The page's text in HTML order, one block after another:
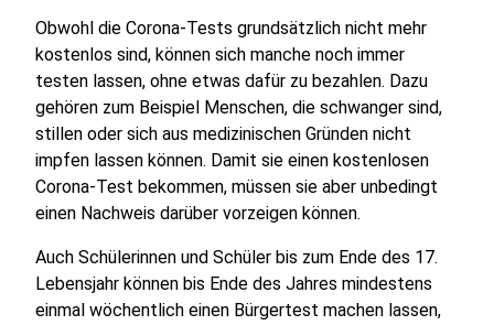
Obwohl die Corona-Tests grundsätzlich nicht mehr
kostenlos sind, können sich manche noch immer
testen lassen, ohne etwas dafür zu bezahlen. Dazu
gehören zum Beispiel Menschen, die schwanger sind,
stillen oder sich aus medizinischen Gründen nicht
impfen lassen können. Damit sie einen kostenlosen
Corona-Test bekommen, müssen sie aber unbedingt
einen Nachweis darüber vorzeigen können.
Auch Schülerinnen und Schüler bis zum Ende des 17.
Lebensjahr können bis Ende des Jahres mindestens
einmal wöchentlich einen Bürgertest machen lassen,